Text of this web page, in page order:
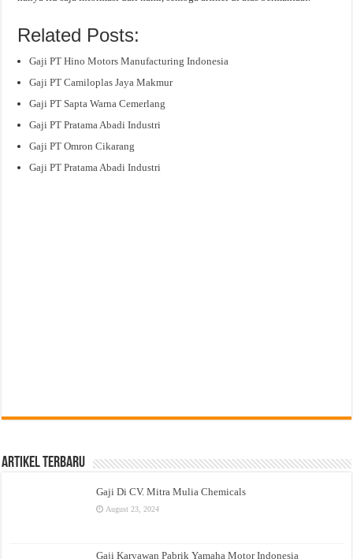
Related Posts:
Gaji PT Hino Motors Manufacturing Indonesia
Gaji PT Camiloplas Jaya Makmur
Gaji PT Sapta Warna Cemerlang
Gaji PT Pratama Abadi Industri
Gaji PT Omron Cikarang
Gaji PT Pratama Abadi Industri
Artikel Terbaru
Gaji Di CV. Mitra Mulia Chemicals
August 23, 2024
Gaji Karyawan Pabrik Yamaha Motor Indonesia